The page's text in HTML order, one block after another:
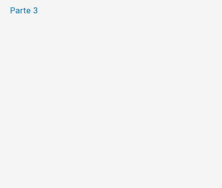
Parte 3